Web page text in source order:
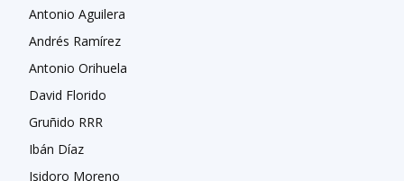
Antonio Aguilera
Andrés Ramírez
Antonio Orihuela
David Florido
Gruñido RRR
Ibán Díaz
Isidoro Moreno